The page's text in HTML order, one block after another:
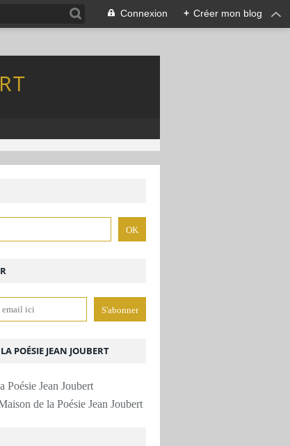
Connexion + Créer mon blog
POÉSIE JEAN JOUBERT
de la Poésie Jean Joubert